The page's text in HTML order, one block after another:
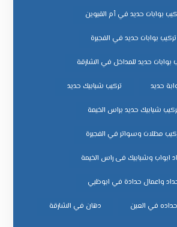
بوابات حديد في أم القيوين
تركيب بوابات حديد في الفجيرة
بوابات حديد للمداخل في الشارقة
حديد تركيب شبابيك حديد
شبابيك حديد براس الخيمة
مظلات وسواتر في الفجيرة
ابواب وشبابيك فى راس الخيمة
واعمال حدادة في ابوظبي
في العين دهان في الشارقة